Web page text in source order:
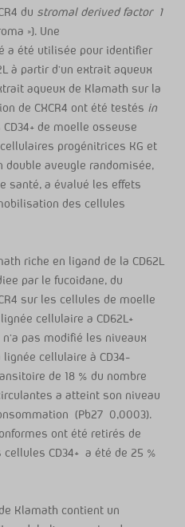
du stromal derived factor 1
»]. Une
a été utilisée pour identifier
à partir d’un extrait aqueux
aqueux de Klamath sur la
de CXCR4 ont été testés in
de moelle osseuse
progénitrices KG et
double aveugle randomisée,
santé, a évalué les effets
des cellules
riche en ligand de la CD62L
par le fucoidane, du
sur les cellules de moelle
cellulaire a CD62L+
n’a pas modifié les niveaux
lignée cellulaire à CD34-
de 18 % du nombre
a atteint son niveau
(Pb27 0,0003).
ont été retirés de
cellules CD34+ a été de 25 %
Klamath contient un